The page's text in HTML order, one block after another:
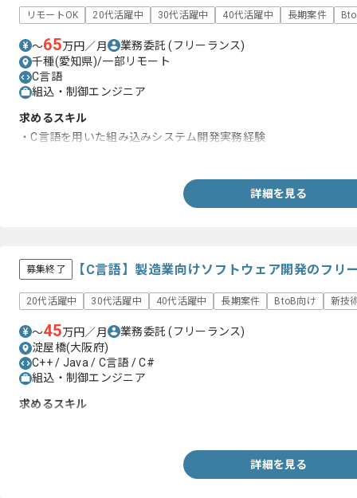
リモートOK 20代活躍中 30代活躍中 40代活躍中 長期案件
〜65万円／月 業務委託(フリーランス)
千種(愛知県)/一部リモート
C言語
組込・制御エンジニア
求めるスキル
・C言語を用いた組み込みシステム開発実務経験
詳細を見る
募集終了 【C言語】製造業向けソフトウェア開発のフリ
20代活躍中 30代活躍中 40代活躍中 長期案件 BtoB向け 新技
〜45万円／月 業務委託(フリーランス)
淀屋橋(大阪府)
C++ / Java / C言語 / C#
組込・制御エンジニア
求めるスキル
詳細を見る